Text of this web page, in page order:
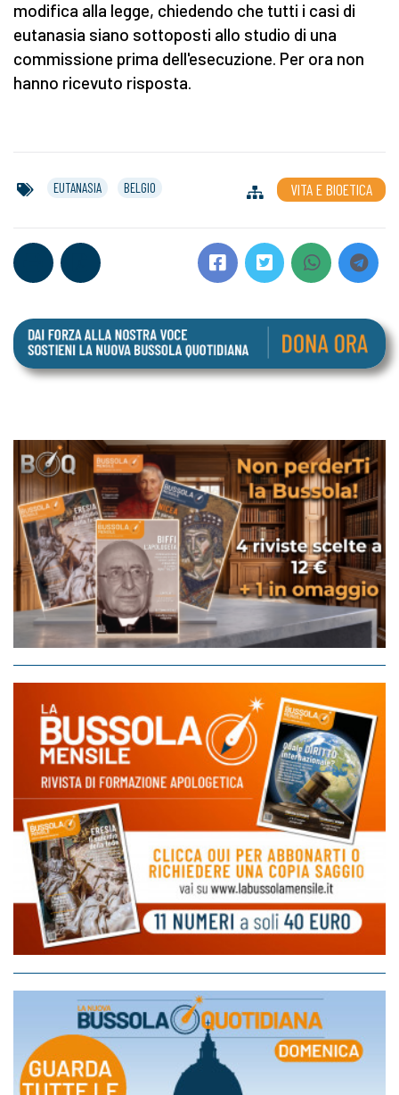
modifica alla legge, chiedendo che tutti i casi di
eutanasia siano sottoposti allo studio di una
commissione prima dell'esecuzione. Per ora non
hanno ricevuto risposta.
EUTANASIA BELGIO VITA E BIOETICA